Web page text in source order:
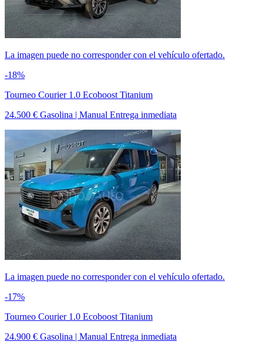
La imagen puede no corresponder con el vehículo ofertado.
-18%
Tourneo Courier 1.0 Ecoboost Titanium
24.500 € Gasolina | Manual Entrega inmediata
La imagen puede no corresponder con el vehículo ofertado.
-17%
Tourneo Courier 1.0 Ecoboost Titanium
24.900 € Gasolina | Manual Entrega inmediata